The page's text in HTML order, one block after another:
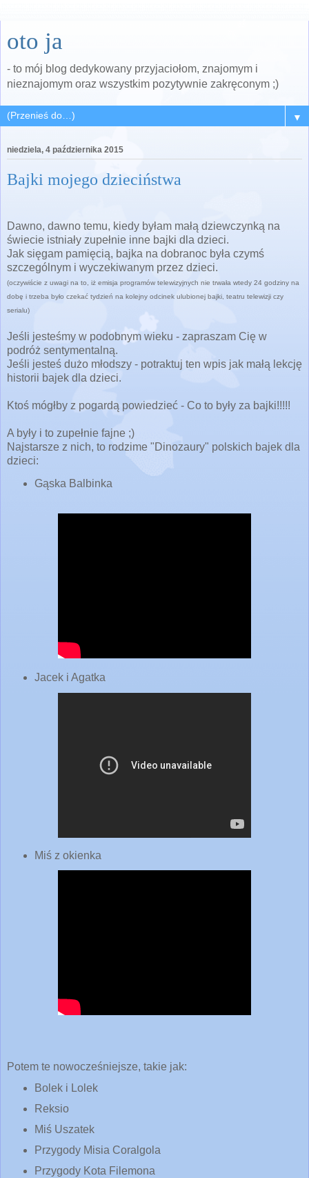
oto ja
- to mój blog dedykowany przyjaciołom, znajomym i
nieznajomym oraz wszystkim pozytywnie zakręconym ;)
▼
niedziela, 4 października 2015
Bajki mojego dzieciństwa
Dawno, dawno temu, kiedy byłam małą dziewczynką na
świecie istniały zupełnie inne bajki dla dzieci.
Jak sięgam pamięcią, bajka na dobranoc była czymś
szczególnym i wyczekiwanym przez dzieci.
(oczywiście z uwagi na to, iż emisja programów telewizyjnych nie trwała wtedy 24 godziny na
dobę i trzeba było czekać tydzień na kolejny odcinek ulubionej bajki, teatru telewizji czy
serialu)
Jeśli jesteśmy w podobnym wieku - zapraszam Cię w
podróż sentymentalną.
Jeśli jesteś dużo młodszy - potraktuj ten wpis jak małą lekcję
historii bajek dla dzieci.
Ktoś mógłby z pogardą powiedzieć - Co to były za bajki!!!!!
A były i to zupełnie fajne ;)
Najstarsze z nich, to rodzime "Dinozaury" polskich bajek dla
dzieci:
Gąska Balbinka
Jacek i Agatka
Miś z okienka
Potem te nowocześniejsze, takie jak:
Bolek i Lolek
Reksio
Miś Uszatek
Przygody Misia Coralgola
Przygody Kota Filemona